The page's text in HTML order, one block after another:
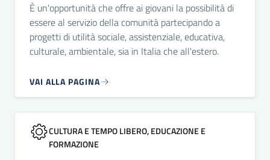
È un'opportunità che offre ai giovani la possibilità di
essere al servizio della comunità partecipando a
progetti di utilità sociale, assistenziale, educativa,
culturale, ambientale, sia in Italia che all'estero.
VAI ALLA PAGINA
CULTURA E TEMPO LIBERO, EDUCAZIONE E
FORMAZIONE